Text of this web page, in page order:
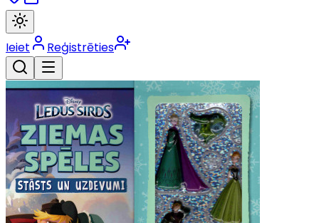
Ieiet Reģistrēties